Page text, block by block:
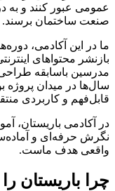
عمومی عبور کنند و به
صنعت ساختمان برسند.
ما در این آکادمی،
بازنشر محتواهای
مدرسین باسابقه
سال‌ها در میدان پروژه
قابل‌فهم و کاربردی
در آکادمی باریستان،
نگرش حرفه‌ای و
واقعی هدف ماست.
چرا باریستان